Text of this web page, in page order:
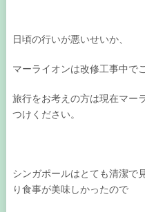
日頃の行いが悪いせいか、
マーライオンは改修工事中で
旅行をお考えの方は現在マー
つけください。
シンガポールはとても清潔で
り食事が美味しかったので